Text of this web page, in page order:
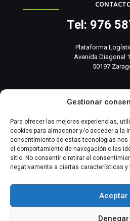
Gestionar
Para ofrecer las mejores experiencias,
cookies para almacenar y/o acceder a la
consentimiento de estas tecnologías nos
el comportamiento de navegación o las
sitio. No consentir o retirar el
negativamente a ciertas características y
Aceptar
Denegar
Tel: 976
Plataforma
Avenida Diagonal
50197
INFORMACIÓN
Producto
Automatización Industrial